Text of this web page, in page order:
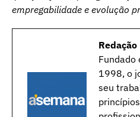
empregabilidade e evolução
Redação
Fundado
1998, o
seu